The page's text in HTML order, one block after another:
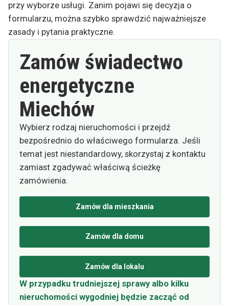
przy wyborze usługi. Zanim pojawi się decyzja o
formularzu, można szybko sprawdzić najważniejsze
zasady i pytania praktyczne.
Zamów świadectwo
energetyczne
Miechów
Wybierz rodzaj nieruchomości i przejdź
bezpośrednio do właściwego formularza. Jeśli
temat jest niestandardowy, skorzystaj z kontaktu
zamiast zgadywać właściwą ścieżkę
zamówienia.
Zamów dla mieszkania
Zamów dla domu
Zamów dla lokalu
W przypadku trudniejszej sprawy albo kilku
nieruchomości wygodniej będzie zacząć od